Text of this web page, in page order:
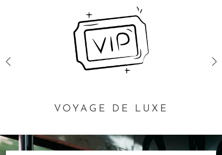
VOYAGE DE LUXE